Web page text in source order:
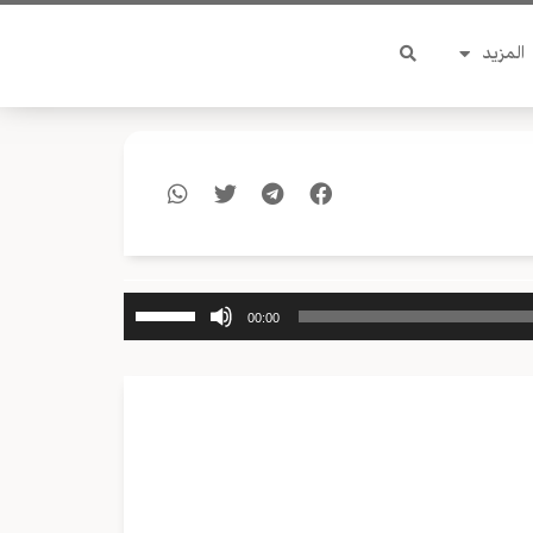
المزيد
00:00